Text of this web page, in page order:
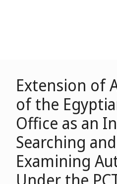
Extension of
of the
Office as an
Searching
Examining